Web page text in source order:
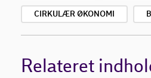
CIRKULÆR ØKONOMI
Relateret